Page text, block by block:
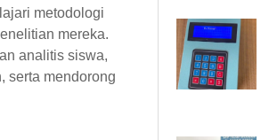
metodologi
mereka.
analitis siswa,
serta mendorong